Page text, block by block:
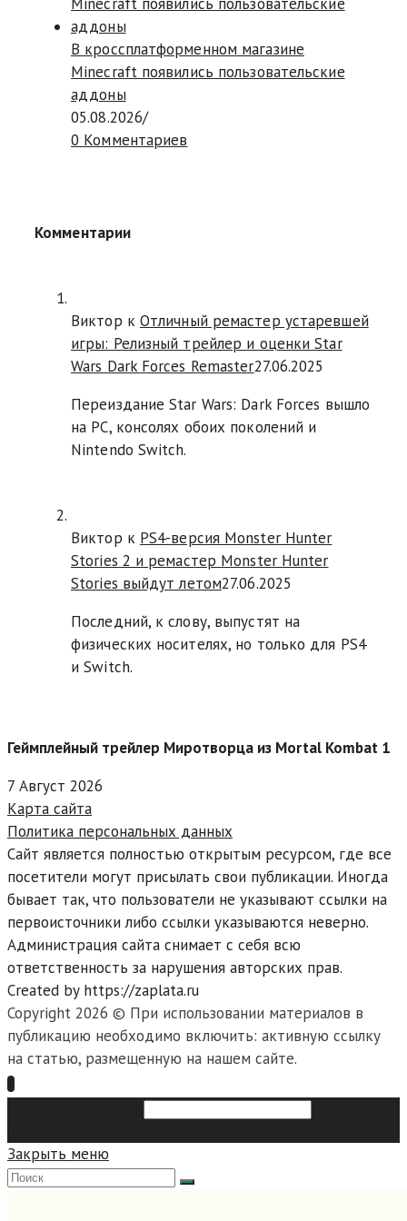
В кроссплатформенном магазине
Minecraft появились пользовательские
аддоны
05.08.2026/
0 Комментариев
Комментарии
Виктор к Отличный ремастер устаревшей
игры: Релизный трейлер и оценки Star
Wars Dark Forces Remaster27.06.2025
Переиздание Star Wars: Dark Forces вышло
на PC, консолях обоих поколений и
Nintendo Switch.
Виктор к PS4-версия Monster Hunter
Stories 2 и ремастер Monster Hunter
Stories выйдут летом27.06.2025
Последний, к слову, выпустят на
физических носителях, но только для PS4
и Switch.
Геймплейный трейлер Миротворца из Mortal Kombat 1
7 Август 2026
Карта сайта
Политика персональных данных
Сайт является полностью открытым ресурсом, где все
посетители могут присылать свои публикации. Иногда
бывает так, что пользователи не указывают ссылки на
первоисточники либо ссылки указываются неверно.
Администрация сайта снимает с себя всю
ответственность за нарушения авторских прав.
Created by https://zaplata.ru
Copyright 2026 © При использовании материалов в
публикацию необходимо включить: активную ссылку
на статью, размещенную на нашем сайте.
Закрыть меню